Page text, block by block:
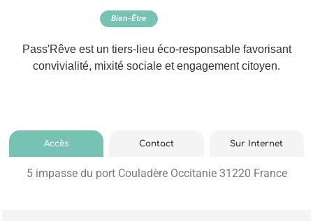
Bien-Être
Pass'Rêve est un tiers-lieu éco-responsable favorisant
convivialité, mixité sociale et engagement citoyen.
Accès
5 impasse du port Couladère Occitanie 31220 France
Contact Sur Internet